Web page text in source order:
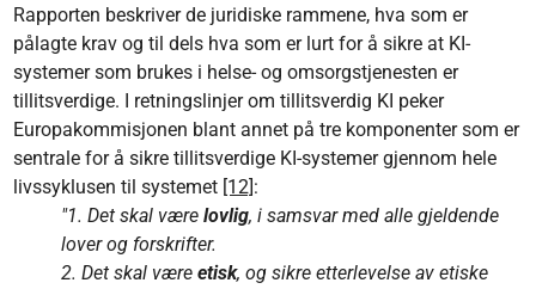
Rapporten beskriver de juridiske rammene, hva som er
pålagte krav og til dels hva som er lurt for å sikre at KI-
systemer som brukes i helse- og omsorgstjenesten er
tillitsverdige. I retningslinjer om tillitsverdig KI peker
Europakommisjonen blant annet på tre komponenter som er
sentrale for å sikre tillitsverdige KI-systemer gjennom hele
livssyklusen til systemet [12]:
"1. Det skal værelovlig, i samsvar med alle gjeldende
lover og forskrifter.
2. Det skal væreetisk, og sikre etterlevelse av etiske